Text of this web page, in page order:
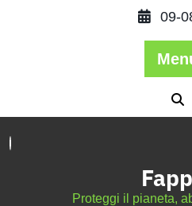
09-
Proteggi il pianeta,